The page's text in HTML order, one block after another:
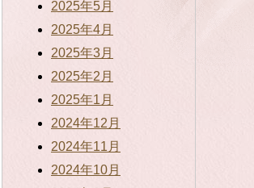
2025年5月
2025年4月
2025年3月
2025年2月
2025年1月
2024年12月
2024年11月
2024年10月